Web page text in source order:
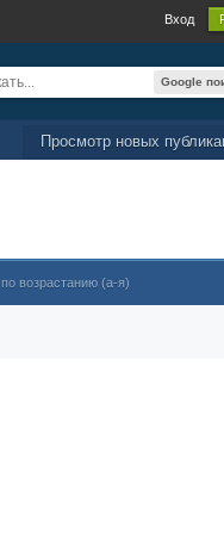
Вход
Google
Просмотр новых
по возрастанию (а-я)